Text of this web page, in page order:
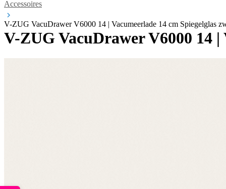
Accessoires
V-ZUG VacuDrawer V6000 14 | Vacumeerlade 14 cm Spiegelglas
V-ZUG VacuDrawer V6000 14 |